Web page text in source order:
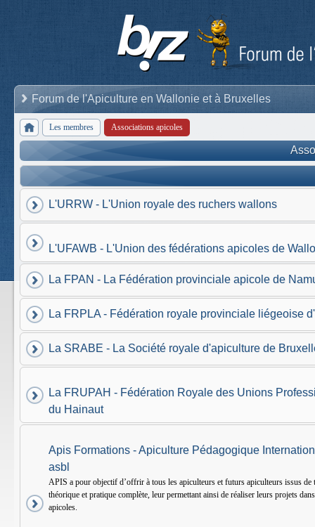
Forum de l'Apiculture en Wallonie et à Bruxelles
Les membres Associations apicoles
L'URRW - L'Union royale des ruchers wallons
L'UFAWB - L'Union des fédérations apicoles de
La FPAN - La Fédération provinciale apicole de
La FRPLA - Fédération royale provinciale liégeoise
La SRABE - La Société royale d'apiculture de
La FRUPAH - Fédération Royale des Unions
du Hainaut
Apis Formations - Apiculture Pédagogique
asbl
APIS a pour objectif d’offrir à tous les apiculteurs et futurs apiculteurs issus de
théorique et pratique complète, leur permettant ainsi de réaliser leurs projets
apicoles.